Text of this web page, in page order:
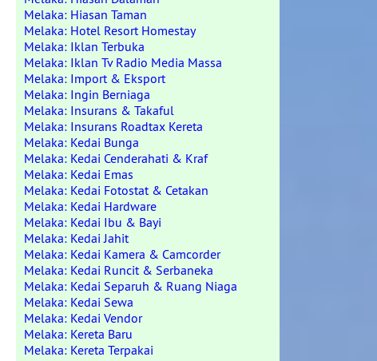
Melaka: Hiasan Taman
Melaka: Hotel Resort Homestay
Melaka: Iklan Terbuka
Melaka: Iklan Tv Radio Media Massa
Melaka: Import & Eksport
Melaka: Ingin Berniaga
Melaka: Insurans & Takaful
Melaka: Insurans Roadtax Kereta
Melaka: Kedai Bunga
Melaka: Kedai Cenderahati & Kraf
Melaka: Kedai Emas
Melaka: Kedai Fotostat & Cetakan
Melaka: Kedai Hardware
Melaka: Kedai Ibu & Bayi
Melaka: Kedai Jahit
Melaka: Kedai Kamera & Camcorder
Melaka: Kedai Runcit & Serbaneka
Melaka: Kedai Separuh & Ruang Niaga
Melaka: Kedai Sewa
Melaka: Kedai Vendor
Melaka: Kereta Baru
Melaka: Kereta Terpakai